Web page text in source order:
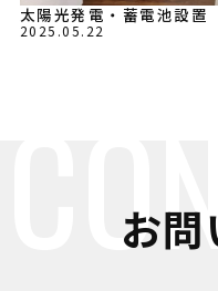
太陽光発電・蓄電池設置
2025.05.22
お